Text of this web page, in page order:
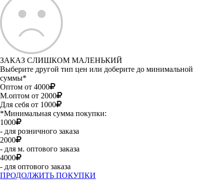
ЗАКАЗ СЛИШКОМ МАЛЕНЬКИЙ
Выберите другой тип цен или доберите до минимальной
суммы*
Оптом от 4000
М.оптом от 2000
Для себя от 1000
*Минимальная сумма покупки:
1000
- для розничного заказа
2000
- для м. оптового заказа
4000
- для оптового заказа
ПРОДОЛЖИТЬ ПОКУПКИ